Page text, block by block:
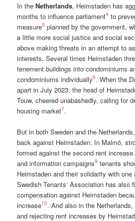
In theNetherlands, Heimstaden has
months to influence parliament4 to
measure5 planned by the government,
a little more social justice and social
above making threats in an attempt to
interests. Several times Heimstaden
tenement buildings into condominiums
condominiums individually6. When the
apart in July 2023, the head of
Touw, cheered unabashedly, calling for
housing market7.
But in both Sweden and the
back against Heimstaden: In Malmö,
formed against the second rent
and information campaigns9 tenants
Heimstaden and their solidarity with one
Swedish Tenants‘ Association has also
compensation against Heimstaden
increase10. And also in the
and rejecting rent increases by